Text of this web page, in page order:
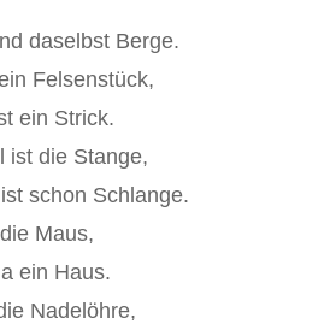
daselbst Berge.
Felsenstück,
ein Strick.
ist die Stange,
schon Schlange.
Maus,
ein Haus.
Nadelöhre,